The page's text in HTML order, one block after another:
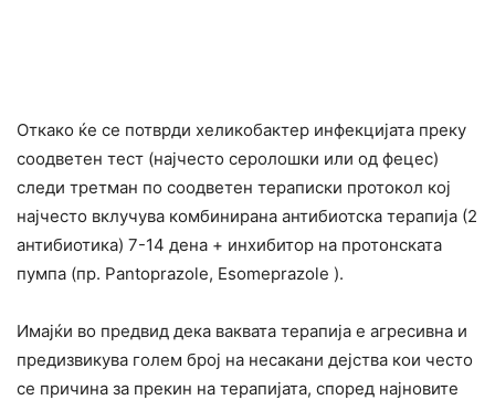
Откако ќе се потврди хеликобактер инфекцијата преку
соодветен тест (најчесто серолошки или од фецес)
следи третман по соодветен тераписки протокол кој
најчесто вклучува комбинирана антибиотска терапија (2
антибиотика) 7-14 дена + инхибитор на протонската
пумпа (пр. Pantoprazole, Esomeprazole ).
Имајќи во предвид дека ваквата терапија е агресивна и
предизвикува голем број на несакани дејства кои често
се причина за прекин на терапијата, според најновите